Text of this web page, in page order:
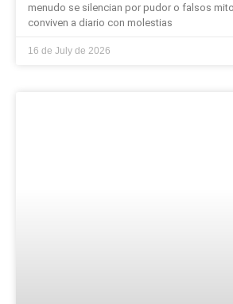
menudo se silencian por pudor o falsos
conviven a diario con molestias
16 de July de 2026